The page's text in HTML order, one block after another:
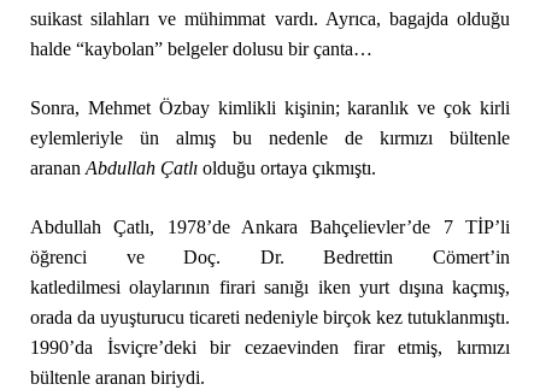
suikast silahları ve mühimmat vardı. Ayrıca, bagajda olduğu
halde “kaybolan” belgeler dolusu bir çanta…
Sonra, Mehmet Özbay kimlikli kişinin; karanlık ve çok kirli
eylemleriyle ün almış bu nedenle de kırmızı bültenle
aranan Abdullah Çatlı olduğu ortaya çıkmıştı.
Abdullah Çatlı, 1978’de Ankara Bahçelievler’de 7 TİP’li
öğrenci ve Doç. Dr. Bedrettin Cömert’in
katledilmesi olaylarının firari sanığı iken yurt dışına kaçmış,
orada da uyuşturucu ticareti nedeniyle birçok kez tutuklanmıştı.
1990’da İsviçre’deki bir cezaevinden firar etmiş, kırmızı
bültenle aranan biriydi.